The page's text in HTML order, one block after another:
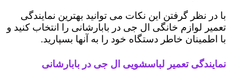
با در نظر گرفتن این نکات می توانید بهترین نمایندگی
تعمیر لوازم خانگی ال جی در بابارشانی را انتخاب کنید و
با اطمینان خاطر دستگاه خود را به آنها بسپارید.
نمایندگی تعمیر لباسشویی ال جی در بابارشانی